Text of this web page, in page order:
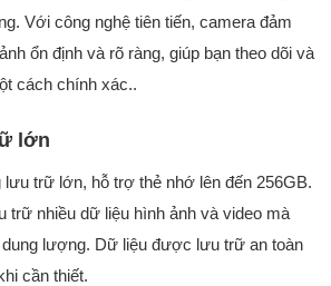
Với công nghệ tiên tiến, camera đảm
ổn định và rõ ràng, giúp bạn theo dõi và
cách chính xác..
lớn
lưu trữ lớn, hỗ trợ thẻ nhớ lên đến 256GB.
trữ nhiều dữ liệu hình ảnh và video mà
dung lượng. Dữ liệu được lưu trữ an toàn
cần thiết.